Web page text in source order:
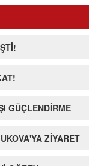
GÜÇLENDİRME
ZİYARET